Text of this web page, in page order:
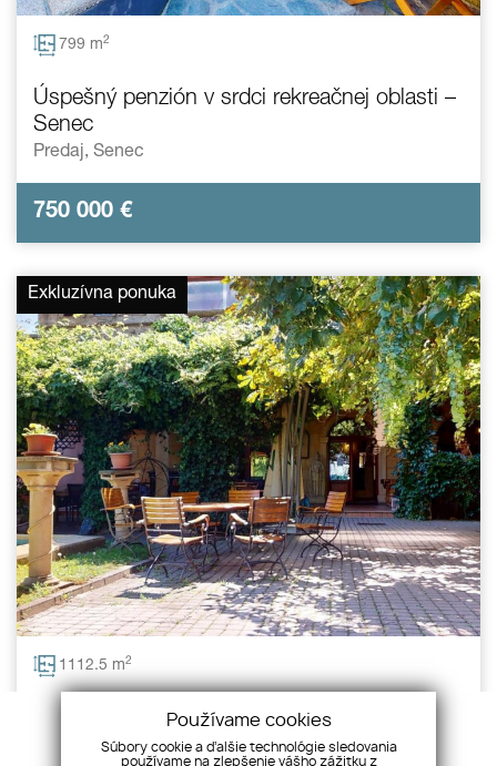
799 m2
Úspešný penzión v srdci rekreačnej oblasti –
Senec
Predaj, Senec
750 000 €
Exkluzívna ponuka
1112.5 m2
🏨 Reštaurácia, bowling & eventová oáza v
srdci Komárna, bonus vinné pivnice
Používame cookies
Súbory cookie a ďalšie technológie sledovania
používame na zlepšenie vášho zážitku z